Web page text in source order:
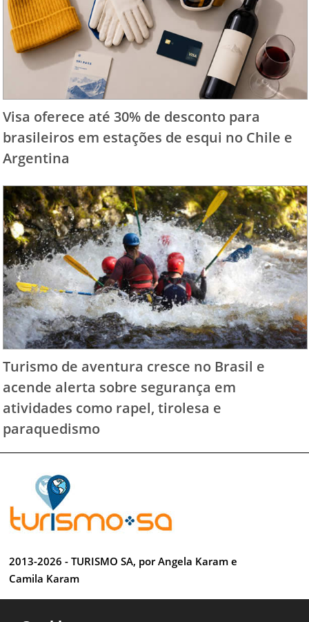
Visa oferece até 30% de desconto para
brasileiros em estações de esqui no Chile e
Argentina
Turismo de aventura cresce no Brasil e
acende alerta sobre segurança em
atividades como rapel, tirolesa e
paraquedismo
2013-2026 - TURISMO SA, por Angela Karam e
Camila Karam